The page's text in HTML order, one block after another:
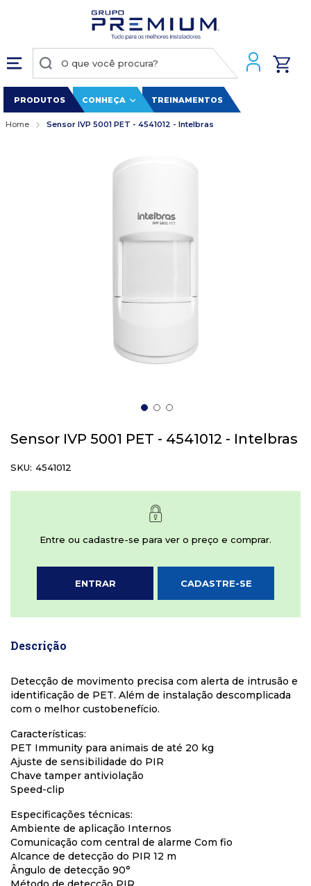
PRODUTOS CONHEÇA TREINAMENTOS
Home Sensor IVP 5001 PET - 4541012 - Intelbras
para
início
Galeria
Sensor IVP 5001 PET - 4541012 - Intelbras
SKU 4541012
Entre ou cadastre-se para ver o preço e comprar.
ENTRAR CADASTRE-SE
Descrição
Detecção de movimento precisa com alerta de intrusão e
identificação de PET. Além de instalação descomplicada
com o melhor custobenefício.
Características:
PET Immunity para animais de até 20 kg
Ajuste de sensibilidade do PIR
Chave tamper antiviolação
Speed-clip
Especificações técnicas:
Ambiente de aplicação Internos
Comunicação com central de alarme Com fio
Alcance de detecção do PIR 12 m
Ângulo de detecção 90°